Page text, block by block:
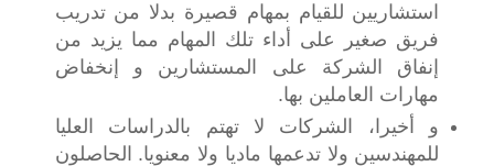
استشاريين للقيام بمهام قصيرة بدلا من تدريب
فريق صغير على أداء تلك المهام مما يزيد من
إنفاق الشركة على المستشارين و إنخفاض
مهارات العاملين بها. ‬
‫و أخيرا، الشركات لا تهتم بالدراسات العليا
للمهندسين ولا تدعمها ماديا ولا معنويا. الحاصلون